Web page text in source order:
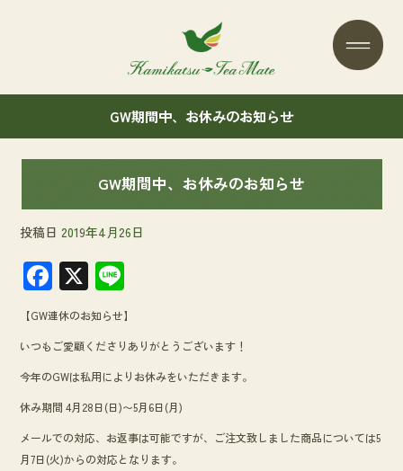
GW期間中、お休みのお知らせ
GW期間中、お休みのお知らせ
投稿日 2019年4月26日
F
ac
e
b
o
o
k
X
n
e
【GW連休のお知らせ】
いつもご愛顧くださりありがとうございます！
今年のGWは私用によりお休みをいただきます。
休み期間 4月28日(日)〜5月6日(月)
メールでの対応、お返事は可能ですが、ご注文致しました商品については5
月7日(火)からの対応となります。